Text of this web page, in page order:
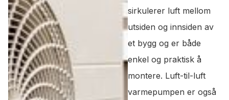
sirkulerer luft mellom
utsiden og innsiden av
et bygg og er både
enkel og praktisk å
montere. Luft-til-luft
varmepumpen er også